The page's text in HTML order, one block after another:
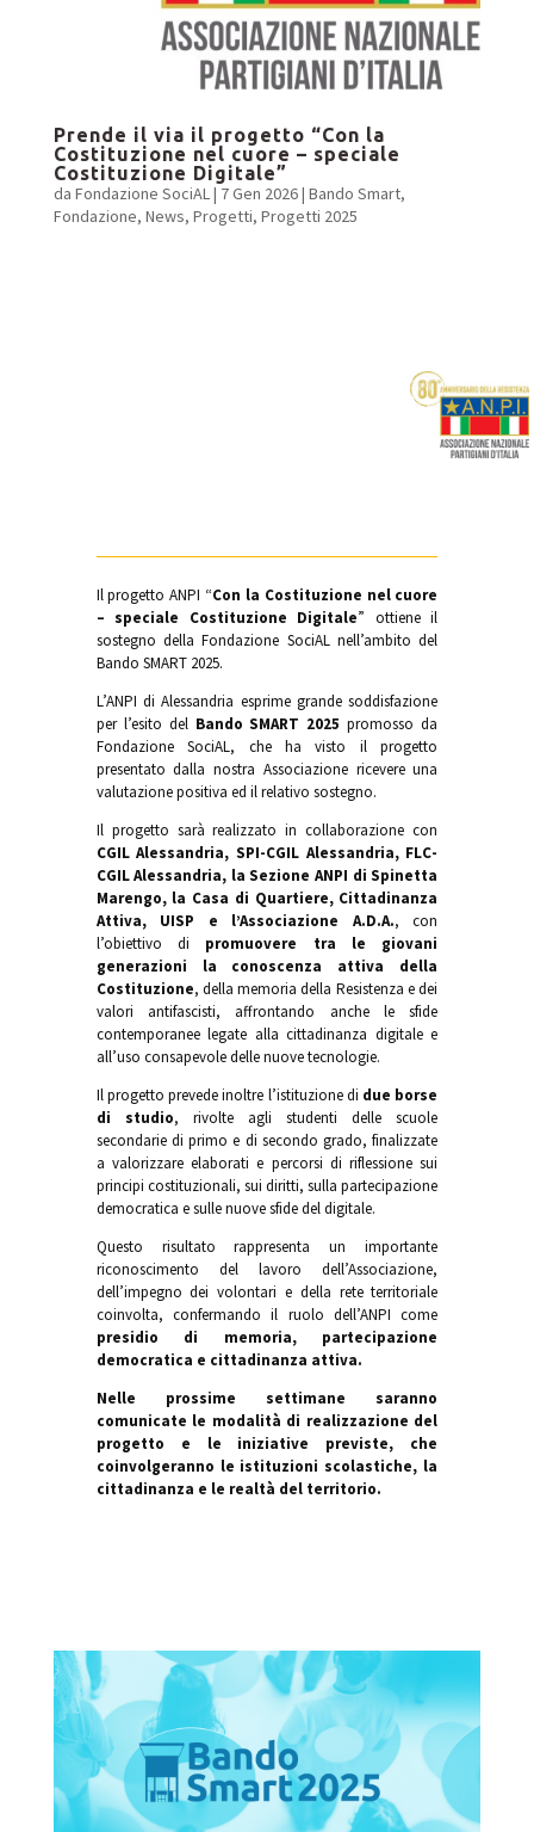
Prende il via il progetto “Con la
Costituzione nel cuore – speciale
Costituzione Digitale”
da Fondazione SociAL| 7 Gen 2026| Bando Smart,
Fondazione, News, Progetti, Progetti 2025
Il progetto ANPI “Con la Costituzione nel cuore
– speciale Costituzione Digitale” ottiene il
sostegno della Fondazione SociAL nell’ambito del
Bando SMART 2025.
L’ANPI di Alessandria esprime grande soddisfazione
per l’esito del Bando SMART 2025 promosso da
Fondazione SociAL, che ha visto il progetto
presentato dalla nostra Associazione ricevere una
valutazione positiva ed il relativo sostegno.
Il progetto sarà realizzato in collaborazione con
CGIL Alessandria, SPI-CGIL Alessandria, FLC-
CGIL Alessandria, la Sezione ANPI di Spinetta
Marengo, la Casa di Quartiere, Cittadinanza
Attiva, UISP e l’Associazione A.D.A., con
l’obiettivo di promuovere tra le giovani
generazioni la conoscenza attiva della
Costituzione, della memoria della Resistenza e dei
valori antifascisti, affrontando anche le sfide
contemporanee legate alla cittadinanza digitale e
all’uso consapevole delle nuove tecnologie.
Il progetto prevede inoltre l’istituzione di due borse
di studio, rivolte agli studenti delle scuole
secondarie di primo e di secondo grado, finalizzate
a valorizzare elaborati e percorsi di riflessione sui
principi costituzionali, sui diritti, sulla partecipazione
democratica e sulle nuove sfide del digitale.
Questo risultato rappresenta un importante
riconoscimento del lavoro dell’Associazione,
dell’impegno dei volontari e della rete territoriale
coinvolta, confermando il ruolo dell’ANPI come
presidio di memoria, partecipazione
democratica e cittadinanza attiva.
Nelle prossime settimane saranno
comunicate le modalità di realizzazione del
progetto e le iniziative previste, che
coinvolgeranno le istituzioni scolastiche, la
cittadinanza e le realtà del territorio.